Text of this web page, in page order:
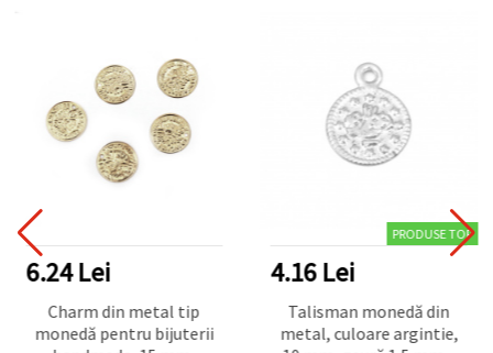
6.24 Lei
Charm din metal tip
monedă pentru bijuterii
PRODUSE TOP
4.16 Lei
Talisman monedă din
metal, culoare argintie,